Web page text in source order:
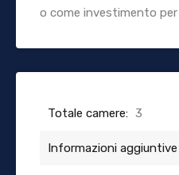
o come investimento
Totale camere: 3
Informazioni aggiuntive